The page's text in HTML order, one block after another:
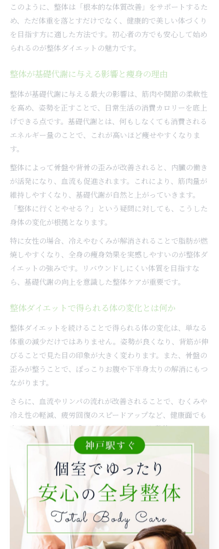
このように、整体は「根本的な体質改善」をサポートするた
め、ただ体重を落とすだけでなく、健康的で美しい体づくり
を目指す方に適した方法です。初心者の方でも安心して始め
られるのが整体ダイエットの魅力です。
整体が基礎代謝に与える影響と痩身の理由
整体が基礎代謝に与える最大の影響は、筋肉や関節の柔軟性
を高め、姿勢を正すことで、日常生活の消費カロリーを底上
げできる点です。基礎代謝とは、何もしなくても消費される
エネルギー量のことで、これが高いほど痩せやすくなりま
す。
整体によって骨盤や背骨の歪みが改善されると、内臓の働き
が活発になり、血流も促進されます。これにより、筋肉量が
維持しやすくなり、基礎代謝が自然と上がっていきます。
「整体に行くとやせる？」という疑問に対しても、こうした
身体の変化が根拠となります。
特に女性の場合、冷えやむくみが解消されることで脂肪が燃
焼しやすくなり、全身の痩身効果を実感しやすいのが整体ダ
イエットの強みです。リバウンドしにくい体質を目指すな
ら、基礎代謝の向上を意識した整体ケアが重要です。
整体ダイエットで得られる体の変化とは何か
整体ダイエットを続けることで得られる体の変化は、単なる
体重の減少だけではありません。姿勢が良くなり、背筋が伸
びることで見た目の印象が大きく変わります。また、骨盤の
歪みが整うことで、ぽっこりお腹や下半身太りの解消にもつ
ながります。
さらに、血流やリンパの流れが改善されることで、むくみや
冷え性の軽減、疲労回復のスピードアップなど、健康面でも
多くのメリットを実感できます。ダイエット整体の口コミで
も「お腹がへこんだ」「足が細くなった」といった声がよく
このように、整体ダイエットは根本から身体を変えるアプロ
ーチであり、「痩せやすい体質」と「健康的な美しさ」を同
時に手に入れたい方に最適な方法です。自分に合った整体院
を選び、継続的にケアを受けることで、リバウンドしにくい
理想の体を目指しましょう。